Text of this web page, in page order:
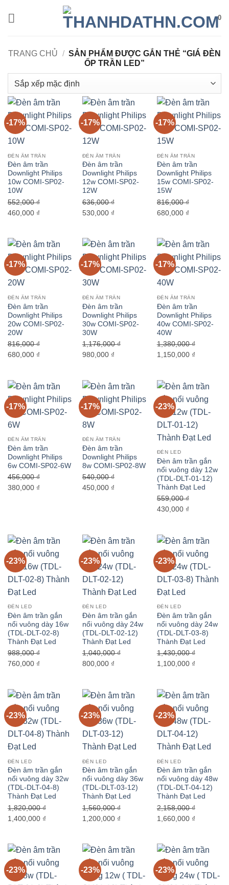
0
TRANG CHỦ / SẢN PHẨM ĐƯỢC GẮN THẺ “GIÁ ĐÈN
ỐP TRẦN LED”
-17%
ĐÈN ÂM TRẦN
Đèn âm trần
Downlight Philips
10w COMI-SP02-
10W
552,000₫
Giá
552,000 ₫.
460,000 ₫Giá
là:
460,000 ₫.
-17%
ĐÈN ÂM TRẦN
Đèn âm trần
Downlight Philips
12w COMI-SP02-
12W
636,000₫
Giá
636,000 ₫.
530,000 ₫Giá
là:
530,000 ₫.
-17%
ĐÈN ÂM TRẦN
Đèn âm trần
Downlight Philips
15w COMI-SP02-
15W
816,000₫
Giá
816,000 ₫.
680,000 ₫Giá
là:
680,000 ₫.
-17%
ĐÈN ÂM TRẦN
Đèn âm trần
Downlight Philips
20w COMI-SP02-
20W
816,000₫
Giá
816,000 ₫.
680,000 ₫Giá
là:
680,000 ₫.
-17%
ĐÈN ÂM TRẦN
Đèn âm trần
Downlight Philips
30w COMI-SP02-
30W
1,176,000₫
Giá
1,176,000 ₫.
980,000 ₫Giá
là:
980,000 ₫.
-17%
ĐÈN ÂM TRẦN
Đèn âm trần
Downlight Philips
40w COMI-SP02-
40W
1,380,000₫
Giá
1,380,000 ₫.
1,150,000 ₫Giá
là:
1,150,000
-17%
ĐÈN ÂM TRẦN
Đèn âm trần
Downlight Philips
6w COMI-SP02-6W
456,000₫
Giá
380,000 ₫Giá
-17%
ĐÈN ÂM TRẦN
Đèn âm trần
Downlight Philips
8w COMI-SP02-8W
540,000₫
Giá
450,000 ₫Giá
-23%
ĐÈN LED
Đèn âm trần gắn
nổi vuông dày 12w
(TDL-DLT-01-12)
Thành Đạt Led
559,000₫
Giá
559,000 ₫.
430,000 ₫Giá
là:
430,000 ₫.
-23%
ĐÈN LED
Đèn âm trần gắn
nổi vuông dày 16w
(TDL-DLT-02-8)
Thành Đạt Led
988,000₫
Giá
988,000 ₫.
760,000 ₫Giá
là:
760,000 ₫.
-23%
ĐÈN LED
Đèn âm trần gắn
nổi vuông dày 24w
(TDL-DLT-02-12)
Thành Đạt Led
1,040,000₫
Giá
1,040,000 ₫.
800,000 ₫Giá
là:
800,000 ₫.
-23%
ĐÈN LED
Đèn âm trần gắn
nổi vuông dày 24w
(TDL-DLT-03-8)
Thành Đạt Led
1,430,000₫
Giá
1,430,000 ₫.
1,100,000 ₫Giá
là:
1,100,000
-23%
ĐÈN LED
Đèn âm trần gắn
nổi vuông dày 32w
(TDL-DLT-04-8)
Thành Đạt Led
1,820,000₫
Giá
1,820,000 ₫.
1,400,000 ₫Giá
là:
1,400,000 ₫.
-23%
ĐÈN LED
Đèn âm trần gắn
nổi vuông dày 36w
(TDL-DLT-03-12)
Thành Đạt Led
1,560,000₫
Giá
1,560,000 ₫.
1,200,000 ₫Giá
là:
1,200,000 ₫.
-23%
ĐÈN LED
Đèn âm trần gắn
nổi vuông dày 48w
(TDL-DLT-04-12)
Thành Đạt Led
2,158,000₫
Giá
2,158,000 ₫.
1,660,000 ₫Giá
là:
1,660,000
-23% -23% -23%